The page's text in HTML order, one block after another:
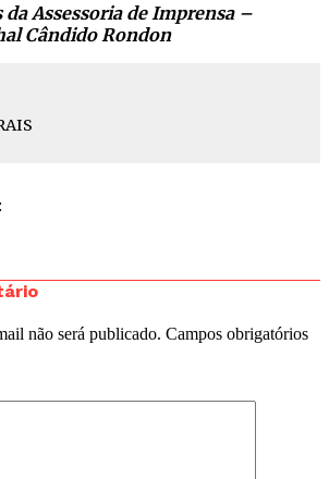
Assessoria de Imprensa –
Cândido Rondon
não será publicado. Campos obrigatórios